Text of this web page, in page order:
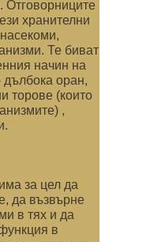
Отговорниците
хранителни
Те биват
начин на
дълбока оран,
торове (които
,
за цел да
да възвърне
в тях и да
в